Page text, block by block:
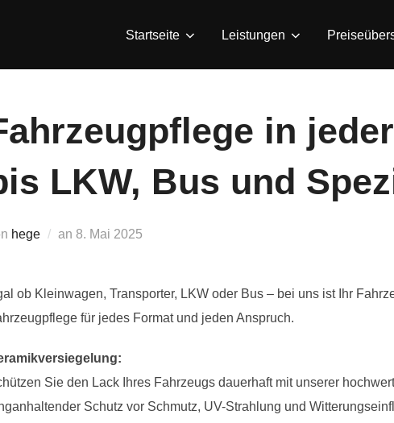
Startseite Leistungen
in
LKW, Bus und
hege an Veröffentlicht
8. Mai 2025
ob Kleinwagen, Transporter, LKW oder Bus – bei uns ist Ihr
für jedes Format und jeden Anspruch.
Sie den Lack Ihres Fahrzeugs dauerhaft mit unserer
Schutz vor Schmutz, UV-Strahlung und